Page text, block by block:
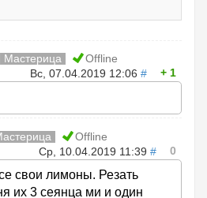
Мастерица
Offline
Вс, 07.04.2019 12:06 # 1
Offline
Ср, 10.04.2019 11:39 # 0
свои лимоны. Резать
их 3 сеянца ми и один